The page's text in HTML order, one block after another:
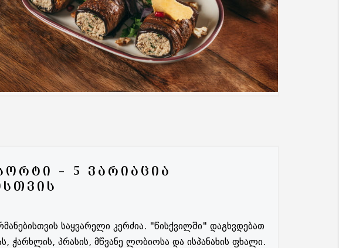
– 5 ᲕᲐᲠᲘᲐᲪᲘᲐ
საყვარელი კერძია. "წისქვილში" დაგხვდებათ
ჭარხლის, პრასის, მწვანე ლობიოსა და ისპანახის ფხალი.